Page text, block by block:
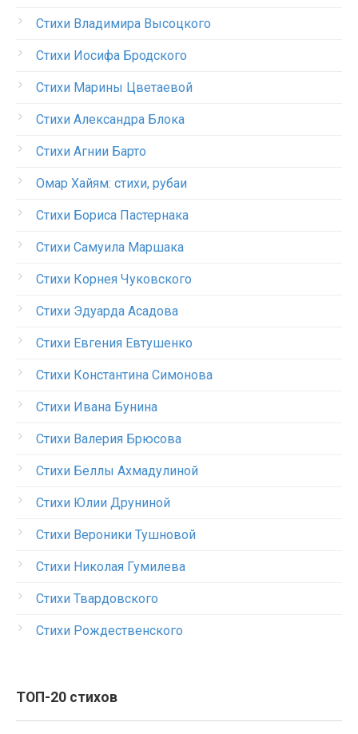
Стихи Владимира Высоцкого
Стихи Иосифа Бродского
Стихи Марины Цветаевой
Стихи Александра Блока
Стихи Агнии Барто
Омар Хайям: стихи, рубаи
Стихи Бориса Пастернака
Стихи Самуила Маршака
Стихи Корнея Чуковского
Стихи Эдуарда Асадова
Стихи Евгения Евтушенко
Стихи Константина Симонова
Стихи Ивана Бунина
Стихи Валерия Брюсова
Стихи Беллы Ахмадулиной
Стихи Юлии Друниной
Стихи Вероники Тушновой
Стихи Николая Гумилева
Стихи Твардовского
Стихи Рождественского
ТОП-20 стихов